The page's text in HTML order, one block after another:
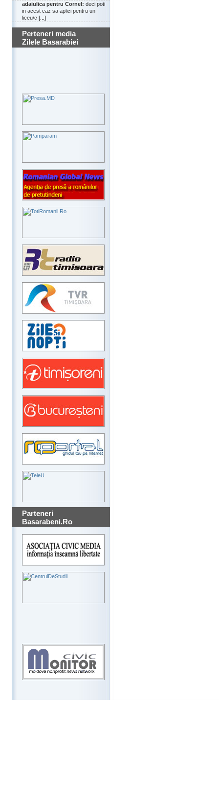
adaiulica pentru Cornel: deci poti
in acest caz sa aplici pentru un
liceu/c [...]
Perteneri media
Zilele Basarabiei
Parteneri
Basarabeni.Ro